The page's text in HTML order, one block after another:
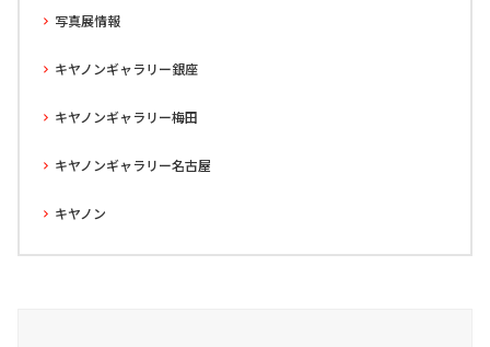
写真展情報
キヤノンギャラリー銀座
キヤノンギャラリー梅田
キヤノンギャラリー名古屋
キヤノン